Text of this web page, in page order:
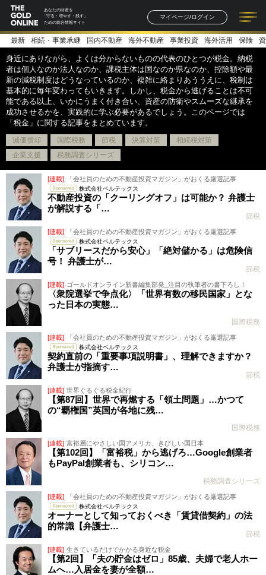
あなたの財産を
「守る・増やす・残す」
ための総合情報サイト
マイページ/ログイン
記事一覧 連載一覧
著者一覧 書籍一覧
最新 相続・事業承継 国内不動産 海外不動産 事業投資 海外活用 保険
身近にありながら、よくは分からないものの代表のひとつが税金。納税
者は個人なのか法人なのか、課税主体は国なのか県なのか、控除額や最
新の減税制度はどうなっているのか、複雑に絡まりあううえに、税制は
基本的に毎年変わってもいきます。しかし、税金から逃げることは不可
能である以上、いかにうまく付き合い、資産の防衛やスムーズな継承を
成功させるかを、実践的に学ぶ必要があるでしょう。このページでは
「税金」に関する記事をまとめています。
減価償却 国際税務 節税 決算対策
相続税対策
企業支援
税務調査シリーズ
[連載] 「会社員のための不動産投資マガジン」がおくる厳選記事
株式会社ベルテックス
不動産投資の「クーリングオフ」は可能か？ 弁護士
が解説する「…
節税
[連載] 「会社員のための不動産投資マガジン」がおくる厳選記事
株式会社ベルテックス
「サブリースだから安心」「絶対儲かる」は危険信
号！ 弁護士が…
節税
[連載] ゴールドオンライン新書編集部発_注目の執筆者の書下ろし！
〈衆院選挙で争点化〉「世界有数の移民国家」とな
った日本の実態…
国際税務
[連載] 「会社員のための不動産投資マガジン」がおくる厳選記事
株式会社ベルテックス
契約直前の「重要事項説明書」、理解できますか？
弁護士が指摘す…
節税
[連載] 世界ぐるぐる税金紀行
【第87回】世界で再燃する「領土問題」…かつて
の“覇権国”英国が各地に残…
国際税務
[連載] 富裕層にやさしい国アメリカ、きびしい国日本
【第102回】「富裕税」から逃げろ…Google創業者
もPayPal創業者も、シリコン…
税務調査シリーズ
[連載] 「会社員のための不動産投資マガジン」がおくる厳選記事
株式会社ベルテックス
オーナーとして知っておくべき「賃貸借契約」の法
的常識【弁護士…
節税
[連載] 生きているだけでかかる身近な税金
【第2回】「夫の貯金はゼロ」85歳、夫婦で老人ホー
ムへ…入居金を妻が全額…